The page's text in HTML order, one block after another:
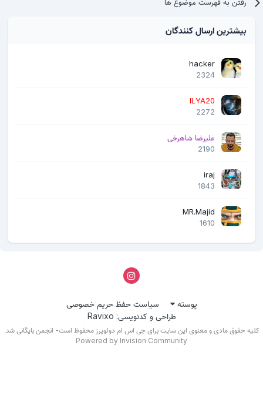
رفتن به فهرست موضوع ها
بیشترین ارسال کنندگان
hacker
2324
ILYA20
2272
علیرضا شاهرخی
2190
iraj
1843
MR.Majid
1610
پوسته
سیاست حفظ حریم خصوصی
طراحی و کدنویسی: Ravixo
حقوق مادی و معنوی این سایت برای جی اس ام دولوپرز محفوظ است- انجمن بایگانی شد.
Powered by Invision Community